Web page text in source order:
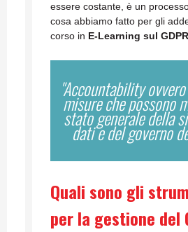
essere costante, è un
cosa abbiamo fatto per gli
corso in E-Learning sul GDPR
"Accountability
misure che possono
stato generale della
dati e del governo
Quali sono gli
per la gestione del